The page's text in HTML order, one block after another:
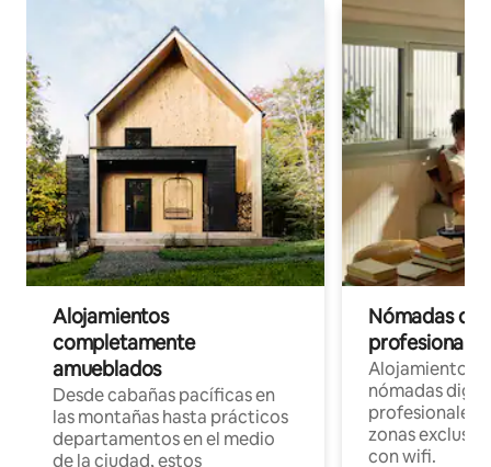
Alojamientos
completamente
amueblados
Desde cabañas pacíficas en
las montañas hasta prácticos
departamentos en el medio
de la ciudad, estos
Nómadas
Alojamientos
nómadas
profesionales
zonas
con wifi.